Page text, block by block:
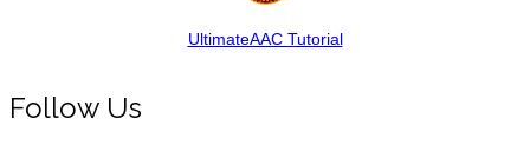
UltimateAAC Tutorial
Follow Us